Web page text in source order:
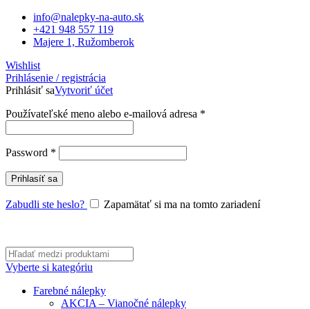
info@nalepky-na-auto.sk
+421 948 557 119
Majere 1, Ružomberok
Wishlist
Prihlásenie / registrácia
Prihlásiť saVytvoriť účet
Používateľské meno alebo e-mailová adresa *
Password *
Prihlasíť sa
Zabudli ste heslo? Zapamätať si ma na tomto zariadení
Vyberte si kategóriu
Farebné nálepky
AKCIA – Vianočné nálepky